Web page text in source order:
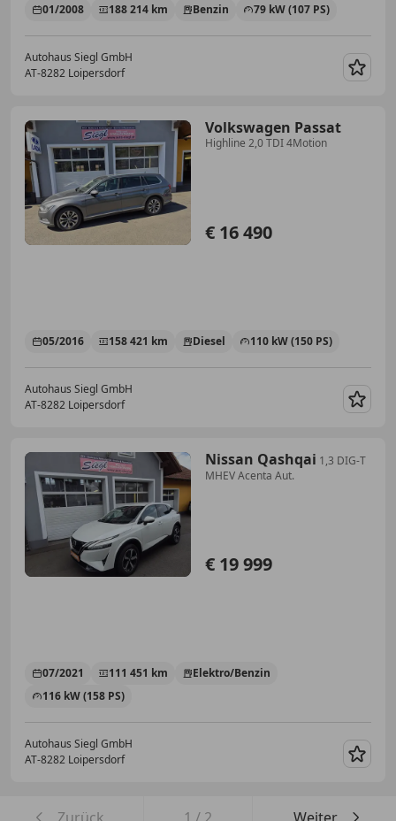
01/2008 188 214 km Benzin 79 kW (107 PS)
Autohaus Siegl GmbH
AT-8282 Loipersdorf
Volkswagen Passat
Highline 2,0 TDI 4Motion
€ 16 490
05/2016 158 421 km Diesel 110 kW (150 PS)
Autohaus Siegl GmbH
AT-8282 Loipersdorf
Nissan Qashqai 1,3 DIG-T
MHEV Acenta Aut.
€ 19 999
07/2021 111 451 km
Elektro/Benzin
116 kW (158 PS)
Autohaus Siegl GmbH
AT-8282 Loipersdorf
Zurück 1 / 2 Weiter